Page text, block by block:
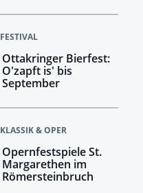
FESTIVAL
Ottakringer Bierfest:
O'zapft is' bis
September
KLASSIK & OPER
Opernfestspiele St.
Margarethen im
Römersteinbruch